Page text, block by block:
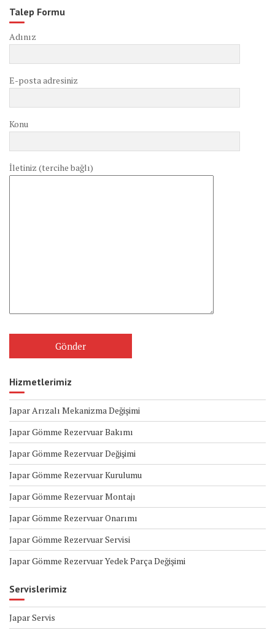
Talep Formu
Adınız
E-posta adresiniz
Konu
İletiniz (tercihe bağlı)
Hizmetlerimiz
Japar Arızalı Mekanizma Değişimi
Japar Gömme Rezervuar Bakımı
Japar Gömme Rezervuar Değişimi
Japar Gömme Rezervuar Kurulumu
Japar Gömme Rezervuar Montajı
Japar Gömme Rezervuar Onarımı
Japar Gömme Rezervuar Servisi
Japar Gömme Rezervuar Yedek Parça Değişimi
Servislerimiz
Japar Servis